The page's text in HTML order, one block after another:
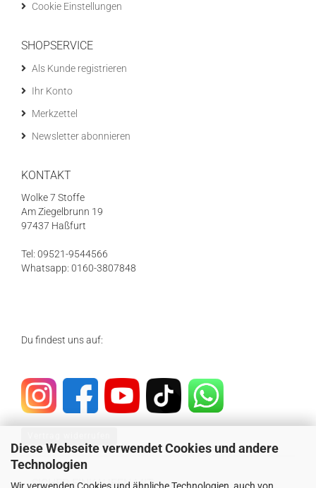
Diese Webseite verwendet Cookies und andere
Technologien
Wir verwenden Cookies und ähnliche Technologien, auch von
Cookie Einstellungen
SHOPSERVICE
Als Kunde registrieren
Ihr Konto
Merkzettel
Newsletter abonnieren
KONTAKT
Wolke 7 Stoffe
Am Ziegelbrunn 19
97437 Haßfurt
Tel: 09521-9544566
Whatsapp: 0160-3807848
Du findest uns auf:
SICHER EINKAUFEN MIT